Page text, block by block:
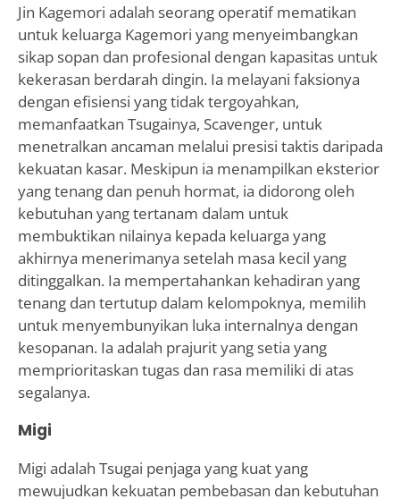
Jin Kagemori adalah seorang operatif mematikan
untuk keluarga Kagemori yang menyeimbangkan
sikap sopan dan profesional dengan kapasitas untuk
kekerasan berdarah dingin. Ia melayani faksionya
dengan efisiensi yang tidak tergoyahkan,
memanfaatkan Tsugainya, Scavenger, untuk
menetralkan ancaman melalui presisi taktis daripada
kekuatan kasar. Meskipun ia menampilkan eksterior
yang tenang dan penuh hormat, ia didorong oleh
kebutuhan yang tertanam dalam untuk
membuktikan nilainya kepada keluarga yang
akhirnya menerimanya setelah masa kecil yang
ditinggalkan. Ia mempertahankan kehadiran yang
tenang dan tertutup dalam kelompoknya, memilih
untuk menyembunyikan luka internalnya dengan
kesopanan. Ia adalah prajurit yang setia yang
memprioritaskan tugas dan rasa memiliki di atas
segalanya.
Migi
Migi adalah Tsugai penjaga yang kuat yang
mewujudkan kekuatan pembebasan dan kebutuhan